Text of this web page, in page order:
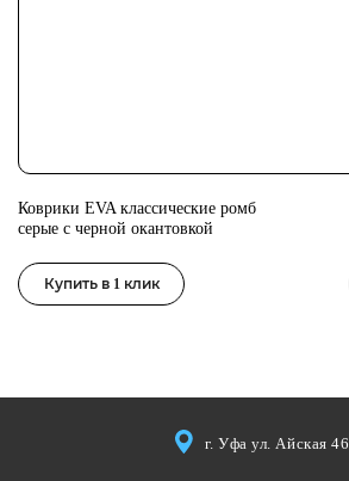
Коврики EVA классические ромб
серые с черной окантовкой
Купить в 1 клик
г. Уфа ул. Айская 46